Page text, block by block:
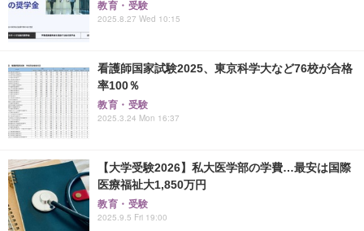
教育・受験
2025.8.27 Wed 10:15
看護師国家試験2025、東京科学大など76校が合格
率100％
教育・受験
2025.3.24 Mon 16:37
【大学受験2026】私大医学部の学費…最安は国際
医療福祉大1,850万円
教育・受験
2025.9.5 Fri 19:00